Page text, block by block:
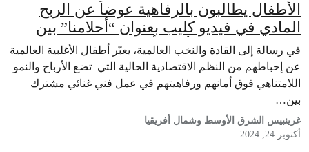
الأطفال يطالبون بالرفاهية عوضاً عن الربح
المادي في فيديو كليب بعنوان “أحلامنا” بين
غرينبيس وصانع الأفلام أمجد النور
في رسالة إلى القادة والنخب العالمية، يعبّر أطفال الأغلبية العالمية
عن إحباطهم من النظم الاقتصادية الحالية التي تضع الأرباح والنمو
اللامتناهي فوق أمانهم ورفاهيتهم في عمل فني غنائي مشترك
بين…
غرينبيس الشرق الأوسط وشمال أفريقيا
أكتوبر 24, 2024